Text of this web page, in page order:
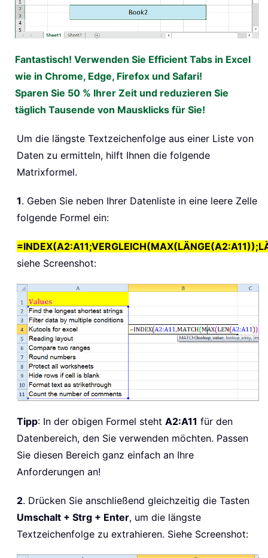
Fantastisch! Verwenden Sie Efficient Tabs in Excel
wie in Chrome, Edge, Firefox und Safari!
Sparen Sie 50 % Ihrer Zeit und reduzieren Sie
täglich Tausende von Mausklicks für Sie!
Um die längste Textzeichenfolge aus einer Liste von
Daten zu ermitteln, hilft Ihnen die folgende
Matrixformel.
1. Geben Sie neben Ihrer Datenliste in eine leere Zelle
folgende Formel ein:
siehe Screenshot:
Tipp: In der obigen Formel steht A2:A11 für den
Datenbereich, den Sie verwenden möchten. Passen
Sie diesen Bereich ganz einfach an Ihre
Anforderungen an!
2. Drücken Sie anschließend gleichzeitig die Tasten
Umschalt + Strg + Enter, um die längste
Textzeichenfolge zu extrahieren. Siehe Screenshot: